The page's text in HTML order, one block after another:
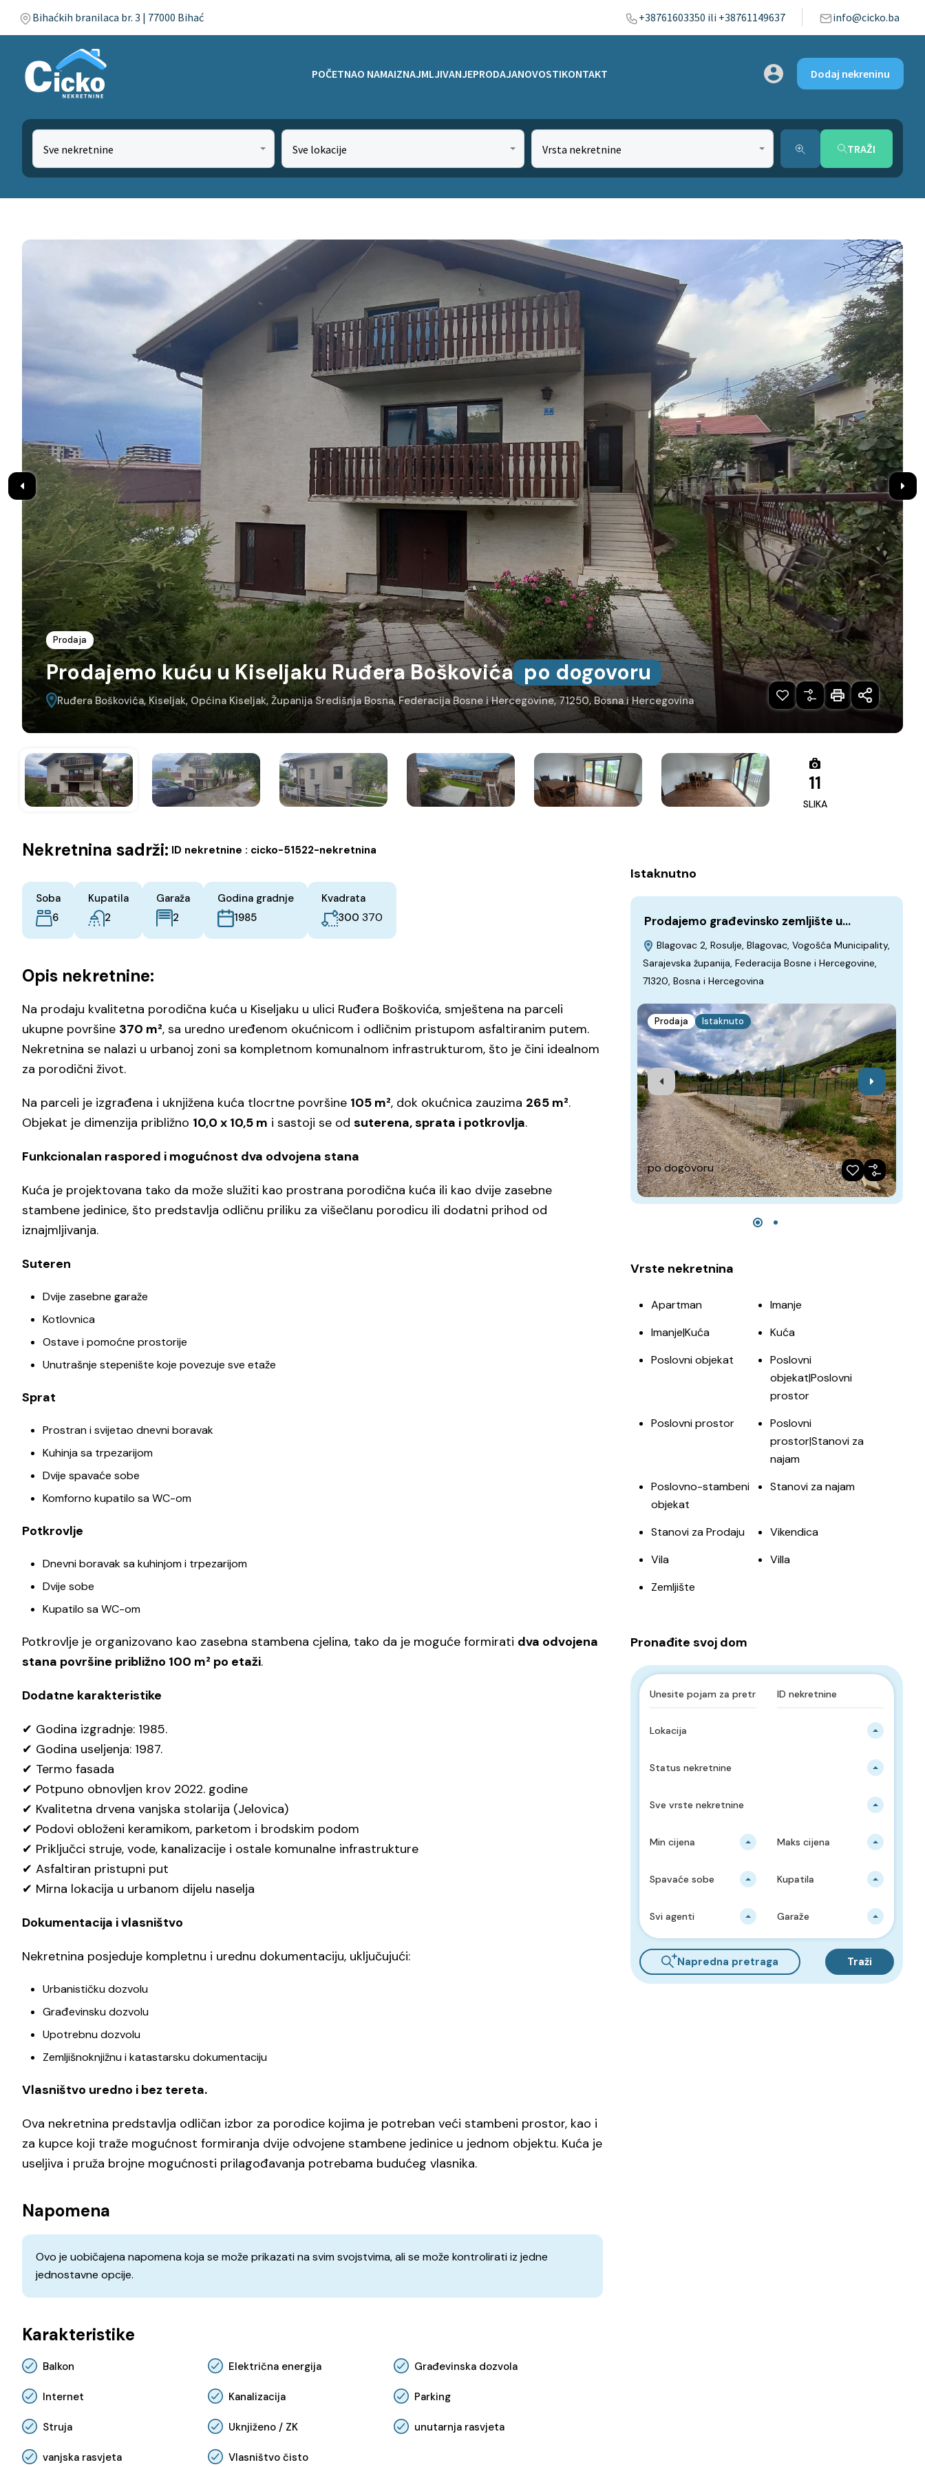
Bihaćkih branilaca br. 3 | 77000 Bihać +38761603350 ili +38761149637 info@cicko.ba
POČETNAO NAMAIZNAJMLJIVANJEPRODAJANOVOSTIKONTAKT Dodaj nekreninu
Sve nekretnine Sve lokacije Vrsta nekretnine TRAŽI
Prodaja
Prodajemo kuću u Kiseljaku Ruđera Boškovića po dogovoru
Ruđera Boškovića, Kiseljak, Općina Kiseljak, Županija Središnja Bosna, Federacija Bosne i Hercegovine, 71250, Bosna i Hercegovina
11
SLIKA
Nekretnina sadrži: ID nekretnine : cicko-51522-nekretnina
Soba
6
Kupatila
2
Garaža
2
Godina gradnje
1985
Kvadrata
300 370
Opis nekretnine:
Na prodaju kvalitetna porodična kuća u Kiseljaku u ulici Ruđera Boškovića, smještena na parceli
ukupne površine 370 m², sa uredno uređenom okućnicom i odličnim pristupom asfaltiranim putem.
Nekretnina se nalazi u urbanoj zoni sa kompletnom komunalnom infrastrukturom, što je čini idealnom
za porodični život.
Na parceli je izgrađena i uknjižena kuća tlocrtne površine 105 m², dok okućnica zauzima 265 m².
Objekat je dimenzija približno 10,0 x 10,5 m i sastoji se od suterena, sprata i potkrovlja.
Funkcionalan raspored i mogućnost dva odvojena stana
Kuća je projektovana tako da može služiti kao prostrana porodična kuća ili kao dvije zasebne
stambene jedinice, što predstavlja odličnu priliku za višečlanu porodicu ili dodatni prihod od
iznajmljivanja.
Suteren
Dvije zasebne garaže
Kotlovnica
Ostave i pomoćne prostorije
Unutrašnje stepenište koje povezuje sve etaže
Sprat
Prostran i svijetao dnevni boravak
Kuhinja sa trpezarijom
Dvije spavaće sobe
Komforno kupatilo sa WC-om
Potkrovlje
Dnevni boravak sa kuhinjom i trpezarijom
Dvije sobe
Kupatilo sa WC-om
Potkrovlje je organizovano kao zasebna stambena cjelina, tako da je moguće formirati dva odvojena
stana površine približno 100 m² po etaži.
Dodatne karakteristike
✔ Godina izgradnje: 1985.
✔ Godina useljenja: 1987.
✔ Termo fasada
✔ Potpuno obnovljen krov 2022. godine
✔ Kvalitetna drvena vanjska stolarija (Jelovica)
✔ Podovi obloženi keramikom, parketom i brodskim podom
✔ Priključci struje, vode, kanalizacije i ostale komunalne infrastrukture
✔ Asfaltiran pristupni put
✔ Mirna lokacija u urbanom dijelu naselja
Dokumentacija i vlasništvo
Nekretnina posjeduje kompletnu i urednu dokumentaciju, uključujući:
Urbanističku dozvolu
Građevinsku dozvolu
Upotrebnu dozvolu
Zemljišnoknjižnu i katastarsku dokumentaciju
Vlasništvo uredno i bez tereta.
Ova nekretnina predstavlja odličan izbor za porodice kojima je potreban veći stambeni prostor, kao i
za kupce koji traže mogućnost formiranja dvije odvojene stambene jedinice u jednom objektu. Kuća je
useljiva i pruža brojne mogućnosti prilagođavanja potrebama budućeg vlasnika.
Napomena
Ovo je uobičajena napomena koja se može prikazati na svim svojstvima, ali se može kontrolirati iz jedne
jednostavne opcije.
Karakteristike
Balkon Električna energija Građevinska dozvola
Internet Kanalizacija Parking
Struja Uknjiženo / ZK unutarnja rasvjeta
vanjska rasvjeta Vlasništvo čisto
Istaknutno
Prodajemo građevinsko zemljište u…
Blagovac 2, Rosulje, Blagovac, Vogošća Municipality,
Sarajevska županija, Federacija Bosne i Hercegovine,
71320, Bosna i Hercegovina
Prodaja Istaknuto
po dogovoru
Vrste nekretnina
Apartman
Imanje
Imanje|Kuća
Kuća
Poslovni objekat
Poslovni
objekat|Poslovni
prostor
Poslovni prostor
Poslovni
prostor|Stanovi za
najam
Poslovno-stambeni
objekat
Stanovi za najam
Stanovi za Prodaju
Vikendica
Vila
Villa
Zemljište
Pronađite svoj dom
Lokacija
Status nekretnine
Sve vrste nekretnine
Min cijena Maks cijena
Spavaće sobe Kupatila
Svi agenti Garaže
Napredna pretraga Traži